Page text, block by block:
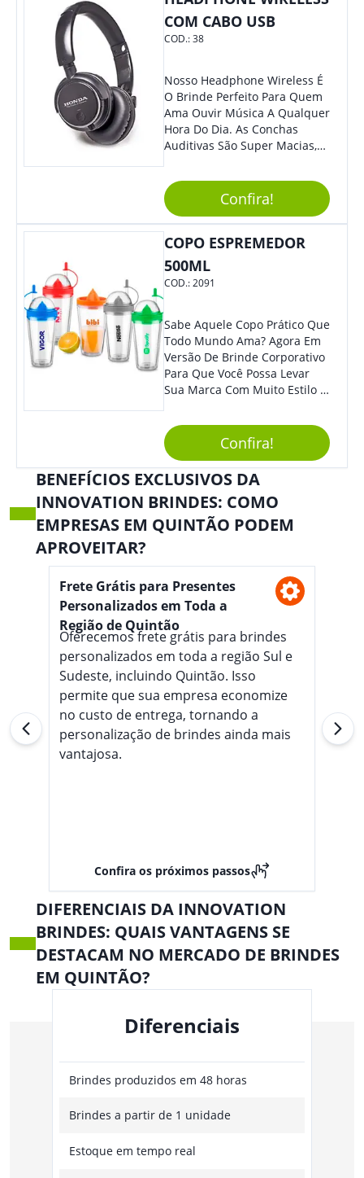
Praticidade Que Todos
Precisam Em Apenas Um
Personalize-O Com Sua Marca
E Ofereça A Seus Clientes E
Colaboradores. Útil E
Funcional, Com Certeza Todo
Mundo Irá Amar.
COM CABO USB
COD.:38
Nosso Headphone Wireless É
O Brinde Perfeito Para Quem
Ama Ouvir Música A Qualquer
Hora Do Dia. As Conchas
Auditivas São Super Macias,
Conforto Ao Utilizá-Lo. Com
Entrada Para Mini Sd Cartão
De Memória, Bateria Interna
Recarregável E Botões De
Volume, Avanço, Retrocesso E
Para Atender Ligações, O
Brinde Ainda É Compatível
Com Diversos Aparelhos.
Moderno Acrescenta Ainda
Mais Charme, O Que
Certamente Agregará Grande
Destaque À Sua Marca.
Confira!
COPO ESPREMEDOR
500ML
COD.:2091
Sabe Aquele Copo Prático Que
Todo Mundo Ama? Agora Em
Versão De Brinde Corporativo
Para Que Você Possa Levar
Sua Marca Com Muito Estilo E
Praticidade À Eventos E Feiras
De Exposição.Confira!
BENEFÍCIOS EXCLUSIVOS DA
INNOVATION BRINDES: COMO
EMPRESAS EM QUINTÃO PODEM
APROVEITAR?
Frete Grátis para Presentes
Personalizados em Toda a
Região de Quintão
Oferecemos frete grátis para brindes
personalizados em toda a região Sul e
Sudeste, incluindo Quintão. Isso
permite que sua empresa economize
no custo de entrega, tornando a
personalização de brindes ainda mais
vantajosa.
Confira os próximos passos
DIFERENCIAIS DA INNOVATION
BRINDES: QUAIS VANTAGENS SE
DESTACAM NO MERCADO DE BRINDES
EM QUINTÃO?
Diferenciais
Brindes produzidos em 48 horas
Brindes a partir de 1 unidade
Estoque em tempo real